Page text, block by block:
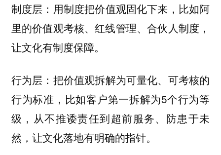
制度层： 用制度把价值观固化下来，比如阿
里的价值观考核、红线管理、合伙人制度，
让文化有制度保障。
行为层： 把价值观拆解为可量化、可考核的
行为标准，比如客户第一拆解为5个行为等
级，从不推诿责任到超前服务、防患于未
然，让文化落地有明确的指针。